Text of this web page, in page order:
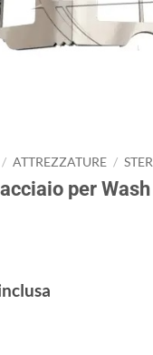
/ ATTREZZATURE /
per